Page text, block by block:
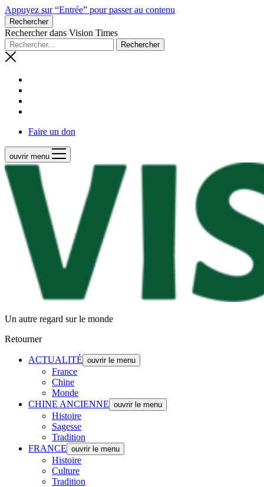
Appuyez sur “Entrée” pour passer au contenu
Rechercher
Rechercher dans Vision Times
Faire un don
ouvrir menu
Un autre regard sur le monde
Retourner
ACTUALITÉ ouvrir le menu
France
Chine
Monde
CHINE ANCIENNE ouvrir le menu
Histoire
Sagesse
Tradition
FRANCE ouvrir le menu
Histoire
Culture
Tradition